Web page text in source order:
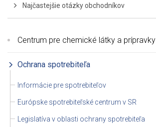
Najčastejšie otázky obchodníkov
Centrum pre chemické látky a prípravky
Ochrana spotrebiteľa
Informácie pre spotrebiteľov
Európske spotrebiteľské centrum v SR
Legislatíva v oblasti ochrany spotrebiteľa